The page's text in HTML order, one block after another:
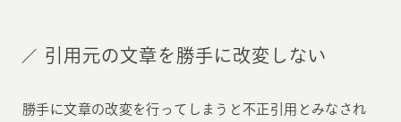
引用元の文章を勝手に改変しない
勝手に文章の改変を行ってしまうと不正引用とみなされ